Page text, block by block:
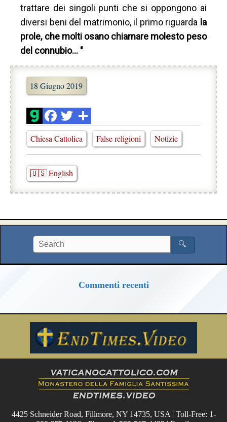
trattare dei singoli punti che si oppongono ai
diversi beni del matrimonio, il primo riguarda la
prole, che molti osano chiamare molesto peso
del connubio… "
18 Giugno 2019
Chiesa Cattolica False religioni Notizie
🇺🇸 English
🔍
Commenti recenti
4425 Schneider Road, Fillmore, NY 14735, USA | Toll-Free: 1-